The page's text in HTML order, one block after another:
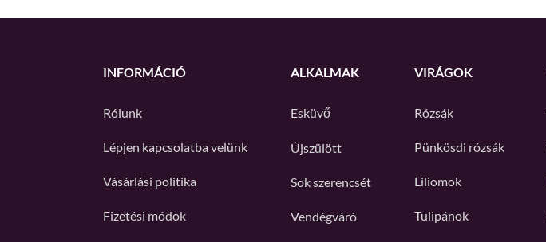
INFORMÁCIÓ
Rólunk
Lépjen kapcsolatba velünk
Vásárlási politika
Fizetési módok
ALKALMAK
Esküvő
Újszülött
Sok szerencsét
Vendégváró
VIRÁGOK
Rózsák
Pünkösdi rózsák
Liliomok
Tulipánok